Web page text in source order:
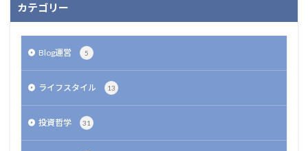
カテゴリー
Blog運営 5
ライフスタイル 13
投資哲学 31